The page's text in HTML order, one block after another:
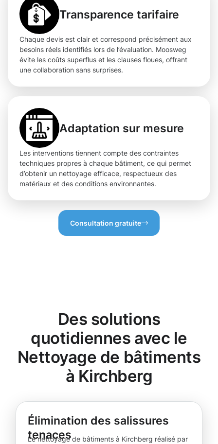
Transparence tarifaire
Chaque devis est clair et correspond précisément aux
besoins réels identifiés lors de l’évaluation. Moosweg
évite les coûts superflus et les clauses floues, offrant
une collaboration sans surprises.
Adaptation sur mesure
Les interventions tiennent compte des contraintes
techniques propres à chaque bâtiment, ce qui permet
d’obtenir un nettoyage efficace, respectueux des
matériaux et des conditions environnantes.
Consultation gratuite
Des solutions
quotidiennes avec le
Nettoyage de bâtiments
à Kirchberg
Élimination des salissures
tenaces
Le nettoyage de bâtiments à Kirchberg réalisé par